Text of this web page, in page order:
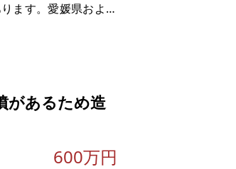
ます。愛媛県および
があるため造
600万円